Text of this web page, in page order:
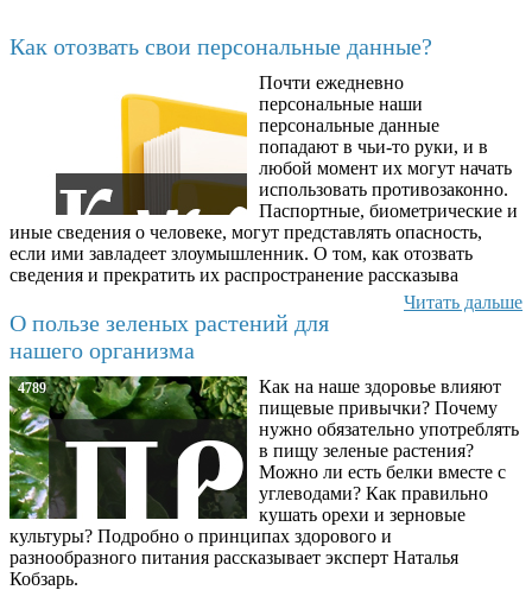
Как отозвать свои персональные данные?
Почти ежедневно
персональные наши
персональные данные
попадают в чьи-то руки, и в
любой момент их могут начать
использовать противозаконно.
Паспортные, биометрические и
иные сведения о человеке, могут представлять опасность,
если ими завладеет злоумышленник. О том, как отозвать
сведения и прекратить их распространение рассказыва
Читать дальше
О пользе зеленых растений для
нашего организма
4789
Как на наше здоровье влияют
пищевые привычки? Почему
нужно обязательно употреблять
в пищу зеленые растения?
Можно ли есть белки вместе с
углеводами? Как правильно
кушать орехи и зерновые
культуры? Подробно о принципах здорового и
разнообразного питания рассказывает эксперт Наталья
Кобзарь.